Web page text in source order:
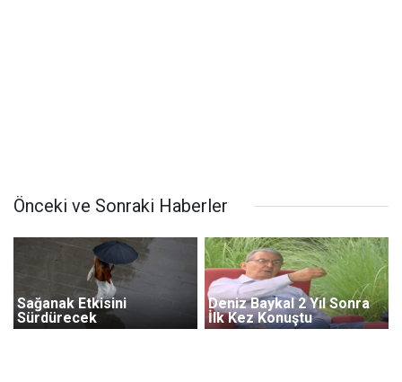
Önceki ve Sonraki Haberler
Sağanak Etkisini
Sürdürecek
Deniz Baykal 2 Yıl Sonra
İlk Kez Konuştu